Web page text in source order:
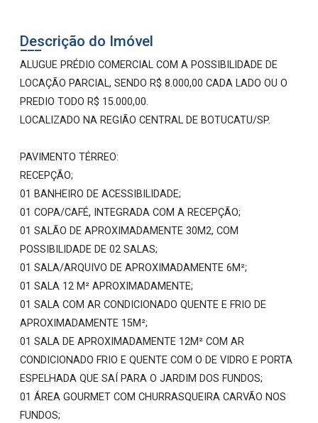
Descrição do Imóvel
ALUGUE PRÉDIO COMERCIAL COM A POSSIBILIDADE DE
LOCAÇÃO PARCIAL, SENDO R$ 8.000,00 CADA LADO OU O
PREDIO TODO R$ 15.000,00.
LOCALIZADO NA REGIÃO CENTRAL DE BOTUCATU/SP.
PAVIMENTO TÉRREO:
RECEPÇÃO;
01 BANHEIRO DE ACESSIBILIDADE;
01 COPA/CAFÉ, INTEGRADA COM A RECEPÇÃO;
01 SALÃO DE APROXIMADAMENTE 30M2, COM
POSSIBILIDADE DE 02 SALAS;
01 SALA/ARQUIVO DE APROXIMADAMENTE 6M²;
01 SALA 12 M² APROXIMADAMENTE;
01 SALA COM AR CONDICIONADO QUENTE E FRIO DE
APROXIMADAMENTE 15M²;
01 SALA DE APROXIMADAMENTE 12M² COM AR
CONDICIONADO FRIO E QUENTE COM O DE VIDRO E PORTA
ESPELHADA QUE SAÍ PARA O JARDIM DOS FUNDOS;
01 ÁREA GOURMET COM CHURRASQUEIRA CARVÃO NOS
FUNDOS;